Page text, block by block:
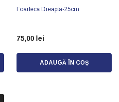
Foarfeca Dreapta-25cm
75,00 lei
ADAUGĂ ÎN COȘ